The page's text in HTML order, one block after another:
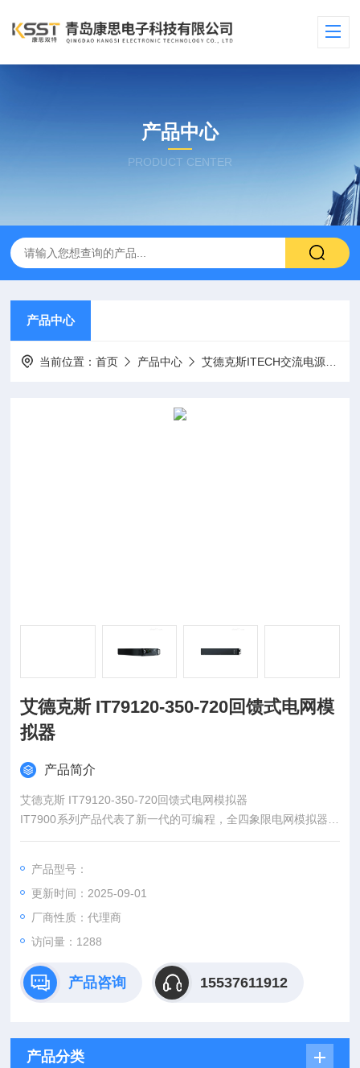
产品中心
PRODUCT CENTER
产品中心
当前位置：首页 产品中心 艾德克斯ITECH交流电源
艾德克斯 IT79120-350-720回馈式电网模
拟器
产品简介
艾德克斯 IT79120-350-720回馈式电网模拟器
IT7900系列产品代表了新一代的可编程，全四象限电网模拟器，
同时还可作为四象限功率放大器，适用于各类并网产品的测试。
回路模拟（PHiL）等等。提供专业的孤岛测试模式，用户可设定
R,L,C及有功，无功功率参数，模拟电网非线性负载，实现防孤
岛效应保护认证测试。
产品型号：
更新时间：2025-09-01
厂商性质：代理商
访问量：1288
产品咨询 15537611912
产品分类